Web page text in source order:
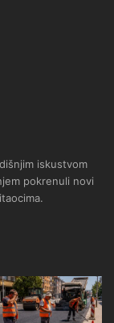
iskustvom
pokrenuli novi